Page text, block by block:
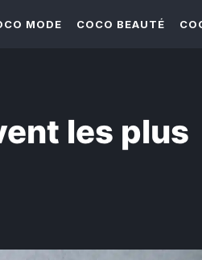
MODE COCO BEAUTÉ
les plus